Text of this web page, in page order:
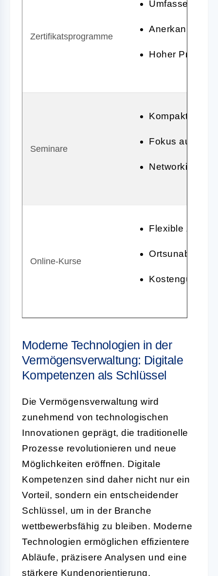
Zertifikatsprogramme
Umfassende
Anerkannte
Hoher
Seminare
Kompakte
Fokus auf
Networking-
Online-Kurse
Flexible
Moderne Technologien in der
Vermögensverwaltung: Digitale
Kompetenzen als Schlüssel
Die Vermögensverwaltung wird
zunehmend von technologischen
Innovationen geprägt, die traditionelle
Prozesse revolutionieren und neue
Möglichkeiten eröffnen. Digitale
Kompetenzen sind daher nicht nur ein
Vorteil, sondern ein entscheidender
Schlüssel, um in der Branche
wettbewerbsfähig zu bleiben. Moderne
Technologien ermöglichen effizientere
Abläufe, präzisere Analysen und eine
stärkere Kundenorientierung.